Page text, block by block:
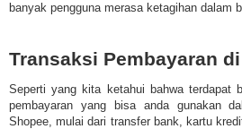
banyak pengguna merasa ketagihan dalam
Transaksi Pembayaran
Seperti yang kita ketahui bahwa terdapat
pembayaran yang bisa anda gunakan
Shopee, mulai dari transfer bank, kartu